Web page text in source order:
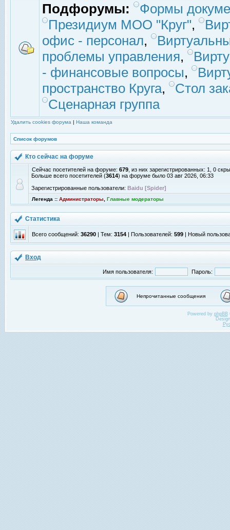
Подфорумы:
Формы
Президиум МОО "Круг",
офис - персонал,
проблемы управления,
- финансовые вопросы,
пространство Круга,
Стол
Сценарная группа
Удалить cookies форума | Наша команда
Список форумов
Кто сейчас на форуме
Сейчас посетителей на форуме: 679 , из них зарегистрированных: 1, 0
Больше всего посетителей (3614) на форуме было 03 авг 2026, 06:33
Зарегистрированные пользователи: Baidu [Spider]
Легенда :: Администраторы Главные модераторы
Статистика
Всего сообщений: 36290 | Тем: 3154 | Пользователей: 599 | Новый
Вход
Имя пользователя: Пароль:
Непрочитанные сообщения
Powered by phpBB